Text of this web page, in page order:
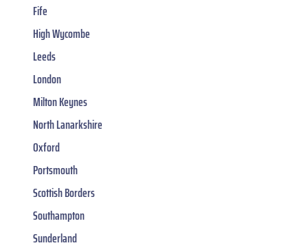
Fife
High Wycombe
Leeds
London
Milton Keynes
North Lanarkshire
Oxford
Portsmouth
Scottish Borders
Southampton
Sunderland